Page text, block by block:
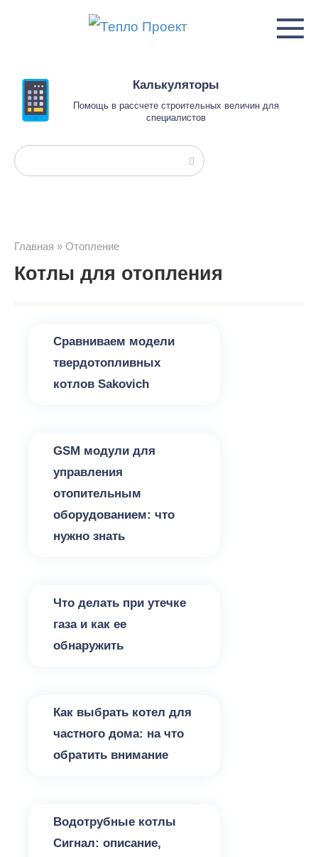
Калькуляторы
Помощь в рассчете строительных величин для
специалистов
Поиск:
Главная » Отопление
Котлы для отопления
Сравниваем модели
твердотопливных
котлов Sakovich
GSM модули для
управления
отопительным
оборудованием: что
нужно знать
Что делать при утечке
газа и как ее
обнаружить
Как выбрать котел для
частного дома: на что
обратить внимание
Водотрубные котлы
Сигнал: описание,